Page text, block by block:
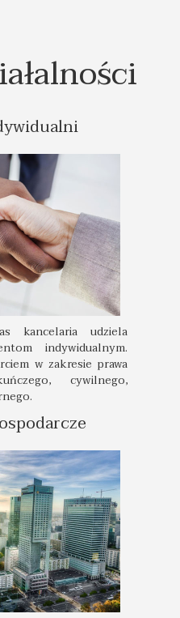
kancelaria udziela
indywidualnym.
w zakresie prawa
cywilnego,